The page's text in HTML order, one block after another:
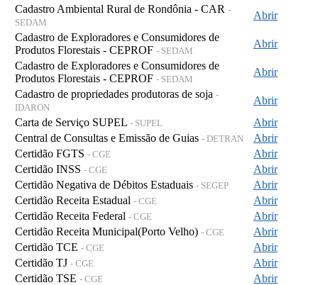
Cadastro Ambiental Rural de Rondônia - CAR -
SEDAM
Abrir
Cadastro de Exploradores e Consumidores de
Produtos Florestais - CEPROF - SEDAM
Abrir
Cadastro de Exploradores e Consumidores de
Produtos Florestais - CEPROF - SEDAM
Abrir
Cadastro de propriedades produtoras de soja -
IDARON
Abrir
Carta de Serviço SUPEL - SUPEL
Abrir
Central de Consultas e Emissão de Guias - DETRAN
Abrir
Certidão FGTS - CGE
Abrir
Certidão INSS - CGE
Abrir
Certidão Negativa de Débitos Estaduais - SEGEP
Abrir
Certidão Receita Estadual - CGE
Abrir
Certidão Receita Federal - CGE
Abrir
Certidão Receita Municipal(Porto Velho) - CGE
Abrir
Certidão TCE - CGE
Abrir
Certidão TJ - CGE
Abrir
Certidão TSE - CGE
Abrir